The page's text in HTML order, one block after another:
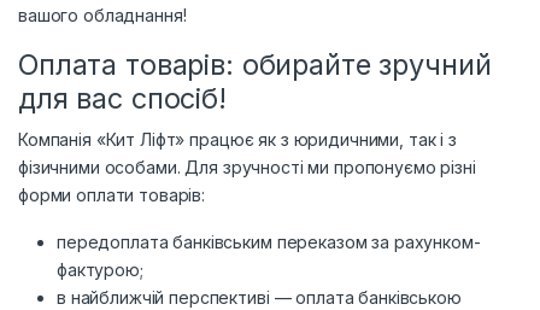
вашого обладнання!
Оплата товарів: обирайте зручний
для вас спосіб!
Компанія «Кит Ліфт» працює як з юридичними, так і з
фізичними особами. Для зручності ми пропонуємо різні
форми оплати товарів:
передоплата банківським переказом за рахунком-
фактурою;
в найближчій перспективі — оплата банківською